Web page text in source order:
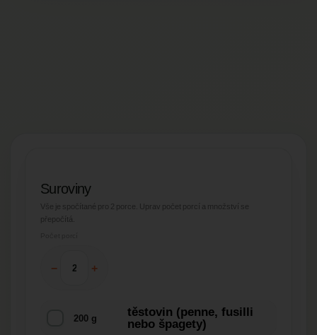
Suroviny
Vše je spočítané pro 2 porce . Uprav počet porcí a množství se
přepočítá.
− +
200 g
těstovin (penne, fusilli
nebo špagety)